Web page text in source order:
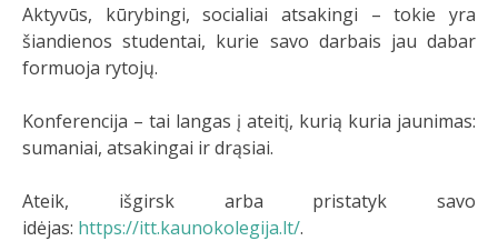
Aktyvūs, kūrybingi, socialiai atsakingi – tokie yra
šiandienos studentai, kurie savo darbais jau dabar
formuoja rytojų.
Konferencija – tai langas į ateitį, kurią kuria jaunimas:
sumaniai, atsakingai ir drąsiai.
Ateik, išgirsk arba pristatyk savo
idėjas: https://itt.kaunokolegija.lt/.